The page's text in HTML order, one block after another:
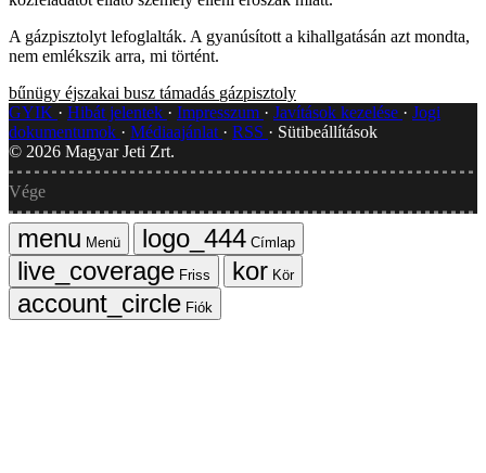
A gázpisztolyt lefoglalták. A gyanúsított a kihallgatásán azt mondta,
nem emlékszik arra, mi történt.
bűnügy éjszakai busz támadás gázpisztoly
GYIK
Hibát jelentek Impresszum Javítások kezelése
Jogi
dokumentumok
Médiaajánlat RSS
Sütibeállítások
© 2026 Magyar Jeti Zrt.
Vége
Menü
Címlap
Friss
Kör
Fiók